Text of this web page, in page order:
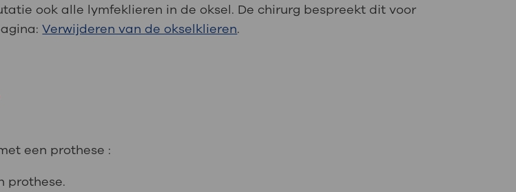
ook alle lymfeklieren in de oksel. De chirurg bespreekt dit voor
Verwijderen van de okselklieren.
een prothese :
prothese.